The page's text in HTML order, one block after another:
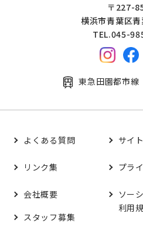
〒227-
横浜市青葉区
TEL.045-
東急田園都市線
よくある質問 サイ
リンク集 プラ
会社概要
ソー
利用
スタッフ募集